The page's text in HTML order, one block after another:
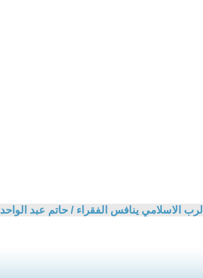
الرب الاسلامي ينافس الفقراء / حاتم عبد الواحد